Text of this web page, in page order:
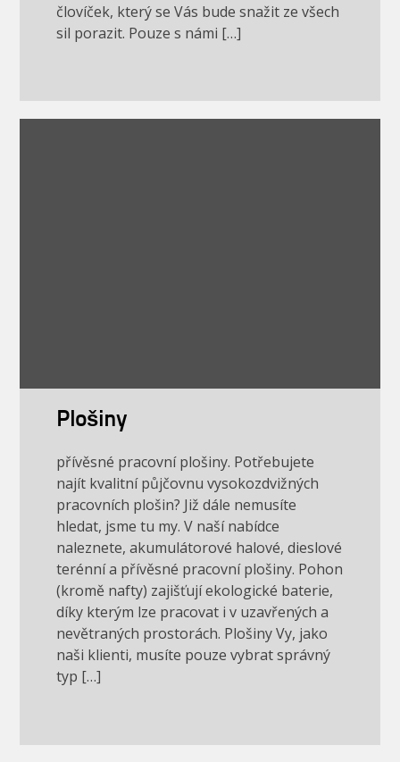
človíček, který se Vás bude snažit ze všech
sil porazit. Pouze s námi […]
Plošiny
přívěsné pracovní plošiny. Potřebujete
najít kvalitní půjčovnu vysokozdvižných
pracovních plošin? Již dále nemusíte
hledat, jsme tu my. V naší nabídce
naleznete, akumulátorové halové, dieslové
terénní a přívěsné pracovní plošiny. Pohon
(kromě nafty) zajišťují ekologické baterie,
díky kterým lze pracovat i v uzavřených a
nevětraných prostorách. Plošiny Vy, jako
naši klienti, musíte pouze vybrat správný
typ […]